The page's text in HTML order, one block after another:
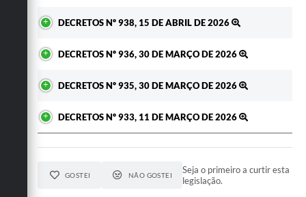
DECRETOS Nº 938, 15 DE ABRIL DE 2026
DECRETOS Nº 936, 30 DE MARÇO DE 2026
DECRETOS Nº 935, 30 DE MARÇO DE 2026
DECRETOS Nº 933, 11 DE MARÇO DE 2026
GOSTEI NÃO GOSTEI
Seja o primeiro a curtir esta
legislação.